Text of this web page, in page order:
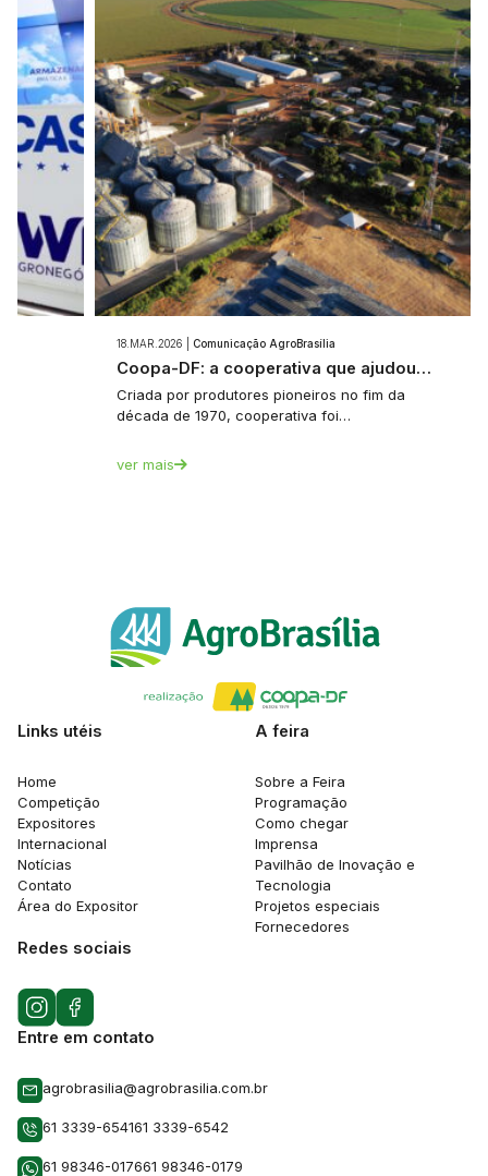
18.MAR.2026 | Comunicação AgroBrasília
Coopa-DF: a cooperativa que ajudou…
Criada por produtores pioneiros no fim da
década de 1970, cooperativa foi…
ver mais
Links utéis
Home
Competição
Expositores
Internacional
Notícias
Contato
Área do Expositor
A feira
Sobre a Feira
Programação
Como chegar
Imprensa
Pavilhão de Inovação e
Tecnologia
Projetos especiais
Fornecedores
Redes sociais
Entre em contato
agrobrasilia@agrobrasilia.com.br
61 3339-654161 3339-6542
61 98346-017661 98346-0179